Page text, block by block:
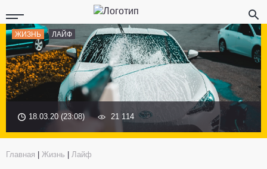
ЖИЗНЬ ЛАЙФ
18.03.20 (23:08) 21 114
Главная Жизнь Лайф